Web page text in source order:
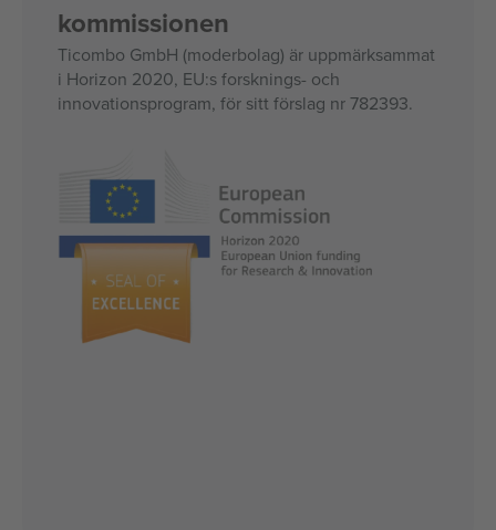
kommissionen
Ticombo GmbH (moderbolag) är uppmärksammat
i Horizon 2020, EU:s forsknings- och
innovationsprogram, för sitt förslag nr 782393.